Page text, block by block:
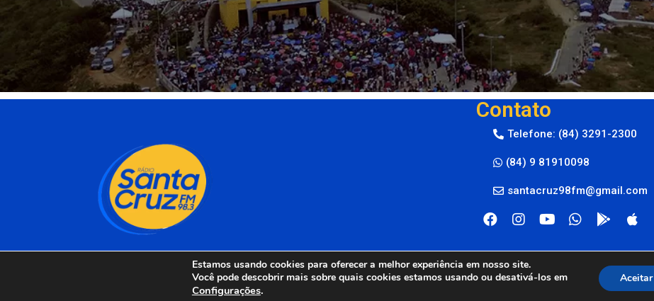
Contato
Telefone: (84) 3291-2300
(84) 9 81910098
santacruz98fm@gmail.com
Rádio Santa Cruz 98 FM © 2024
Estamos usando cookies para oferecer a melhor experiência em nosso site.
Você pode descobrir mais sobre quais cookies estamos usando ou desativá-los em
Configurações.
Aceitar